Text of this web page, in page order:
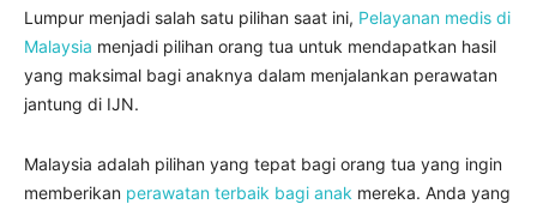
Lumpur menjadi salah satu pilihan saat ini, Pelayanan medis di
Malaysia menjadi pilihan orang tua untuk mendapatkan hasil
yang maksimal bagi anaknya dalam menjalankan perawatan
jantung di IJN.
Malaysia adalah pilihan yang tepat bagi orang tua yang ingin
memberikan perawatan terbaik bagi anak mereka. Anda yang